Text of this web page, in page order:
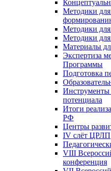
Методики
Методики для
Методики для
Материалы
Экспертиза
Программы
Подготовка
Инструменты
потенциала
Итоги
РФ
Центры
IV слёт ЦРЛП
VIII
конференция